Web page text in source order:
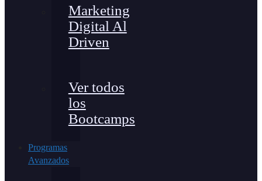
Marketing
Digital Al
Driven
Ver todos
los
Bootcamps
Programas
Avanzados